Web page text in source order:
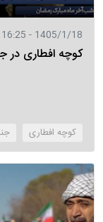
1405/1/18 - 16:25
کوچه افطاری در
کوچه افطاری